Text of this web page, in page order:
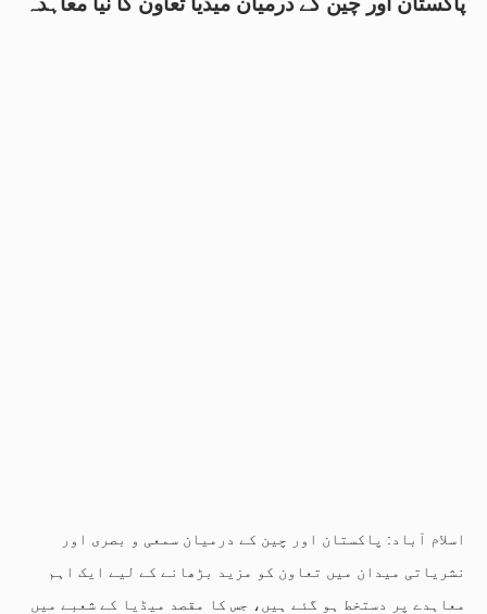
اسلام آباد: پاکستان اور چین کے درمیان سمعی و بصری اور
نشریاتی میدان میں تعاون کو مزید بڑھانے کے لیے ایک اہم
معاہدے پر دستخط ہو گئے ہیں، جس کا مقصد میڈیا کے شعبے میں